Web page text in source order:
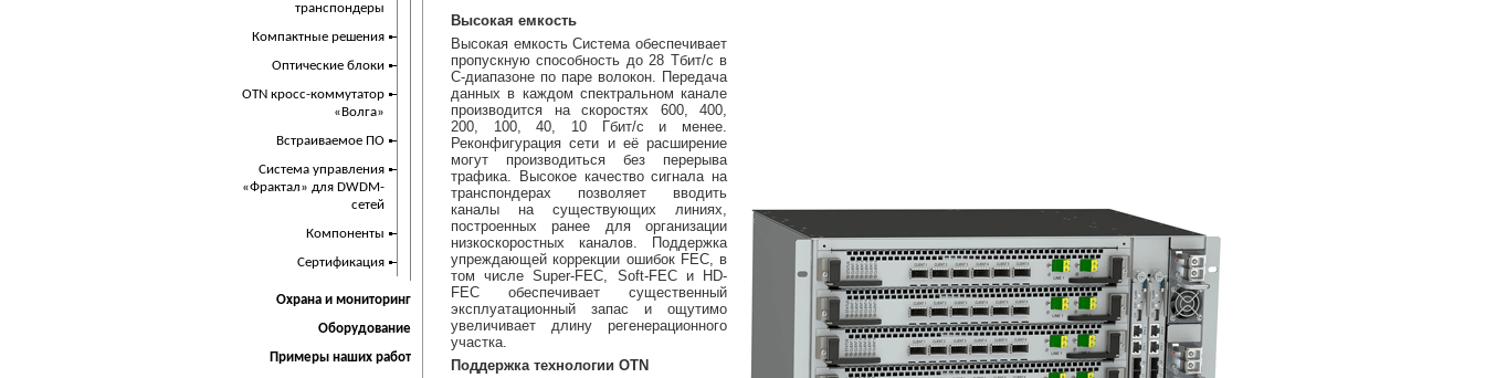
транспондеры
Компактные решения
Оптические блоки
OTN кросс-коммутатор
«Волга»
Встраиваемое ПО
Cистема управления
«Фрактал» для DWDM-
сетей
Компоненты
Сертификация
Охрана и мониторинг
Оборудование
Примеры наших работ
Высокая емкость
Высокая емкость Система обеспечивает
пропускную способность до 28 Тбит/с в
С-диапазоне по паре волокон. Передача
данных в каждом спектральном канале
производится на скоростях 600, 400,
200, 100, 40, 10 Гбит/с и менее.
Реконфигурация сети и её расширение
могут производиться без перерыва
трафика. Высокое качество сигнала на
транспондерах позволяет вводить
каналы на существующих линиях,
построенных ранее для организации
низкоскоростных каналов. Поддержка
упреждающей коррекции ошибок FEC, в
том числе Super-FEC, Soft-FEC и HD-
FEC обеспечивает существенный
эксплуатационный запас и ощутимо
увеличивает длину регенерационного
участка.
Поддержка технологии OTN